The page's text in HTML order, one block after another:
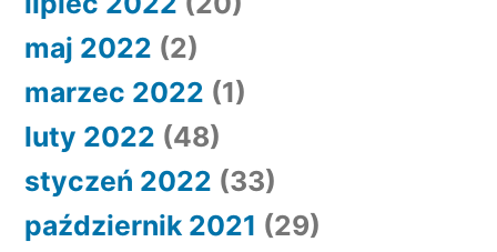
maj 2022 (2)
marzec 2022 (1)
luty 2022 (48)
styczeń 2022 (33)
październik 2021 (29)